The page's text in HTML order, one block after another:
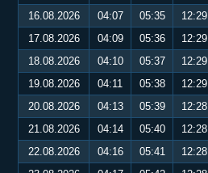
16.08.2026
04:07 05:35 12:29
17.08.2026
04:09 05:36 12:29
18.08.2026
04:10 05:37 12:29
19.08.2026
04:11 05:38 12:29
20.08.2026
04:13 05:39 12:28
21.08.2026
04:14 05:40 12:28
22.08.2026
04:16 05:41 12:28